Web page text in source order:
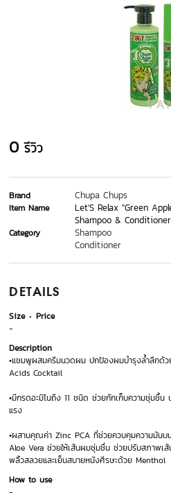
0 รีวิว
Brand Chupa Chups
Item Name
Let'S Relax "Green
Shampoo & Conditioner
Category
Shampoo
Conditioner
DETAILS
Size
Price
-
Description
•แชมพูผสมครีมนวดผม ปกป้องผมบำรุงล้ำลึกด้ว
Acids Cocktail
•มีกรดอะมิโนถึง 11 ชนิด ช่วยกักเก็บความชุ่มชื้น
แรง
•ผสานคุณค่า Zinc PCA ที่ช่วยควบคุมความมัน
Aloe Vera ช่วยให้เส้นผมชุ่มชื่น ช่วยปรับสภาพเ
พลิ้วสลวยและเย็นสบายหนังศีรษะด้วย Menthol
How to use
-